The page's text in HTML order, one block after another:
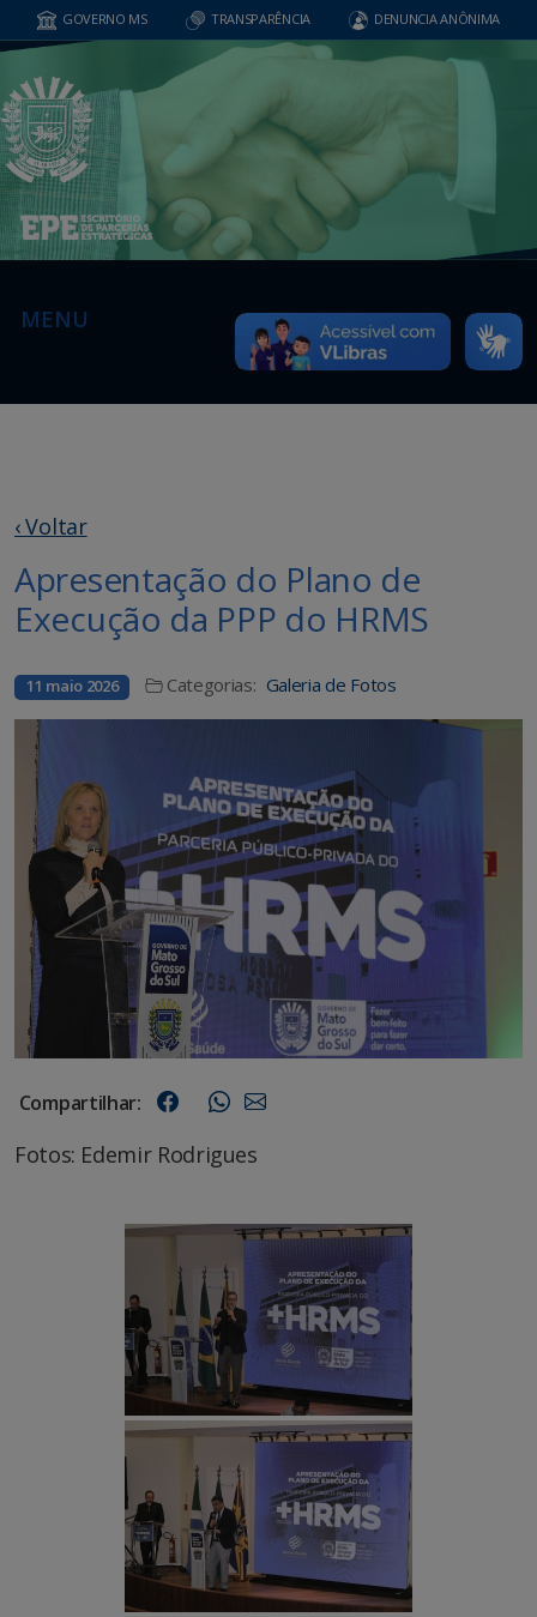
GOVERNO MS TRANSPARÊNCIA DENUNCIA ANÔNIMA
MENU
‹ Voltar
Apresentação do Plano de
Execução da PPP do HRMS
11 maio 2026 Categorias: Galeria de Fotos
Compartilhar:
Fotos: Edemir Rodrigues